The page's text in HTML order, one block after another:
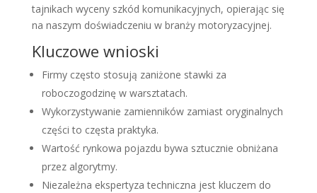
tajnikach wyceny szkód komunikacyjnych, opierając się
na naszym doświadczeniu w branży motoryzacyjnej.
Kluczowe wnioski
Firmy często stosują zaniżone stawki za
roboczogodzinę w warsztatach.
Wykorzystywanie zamienników zamiast oryginalnych
części to częsta praktyka.
Wartość rynkowa pojazdu bywa sztucznie obniżana
przez algorytmy.
Niezależna ekspertyza techniczna jest kluczem do